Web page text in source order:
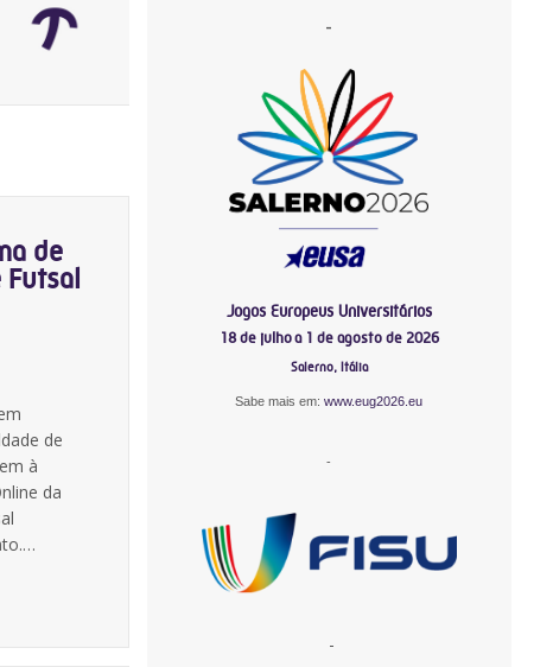
de
de
à
da
-
Jogos Europeus Universitários
18 de julho a 1 de agosto de 2026
Salerno, Itália
Sabe mais em:www.eug2026.eu
-
-